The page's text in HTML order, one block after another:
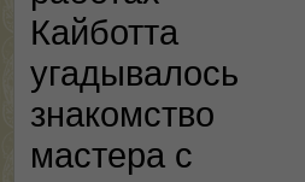
Кайботта
угадывалось
знакомство
мастера с